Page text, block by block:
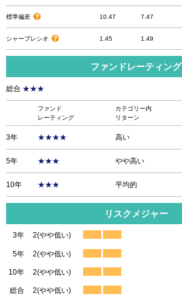
標準偏差 10.47 7.47
シャープレシオ 1.45 1.49
ファンドレーティング
総合 ★★★
ファンド
レーティング
カテゴリー内
リターン
3年 ★★★★ 高い
5年 ★★★ やや高い
10年 ★★★ 平均的
リスクメジャー
3年
5年
10年
総合
2(やや低い)
2(やや低い)
2(やや低い)
2(やや低い)